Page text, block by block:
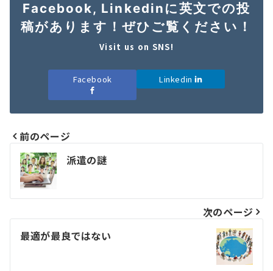
Facebook, Linkedinに英文での投
稿があります！ぜひご覧ください！
Visit us on SNS!
Facebook Linkedin
投
稿
ナ
ビ
ゲ
前のページ
派遣の謎
次のページ
最適が最良ではない